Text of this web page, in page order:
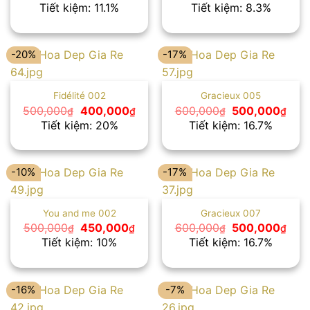
gốc
là:
hiện
là:
400,000₫.
Tiết kiệm: 11.1%
gốc
là:
hiện
là:
Tiết kiệm: 8.3%
-20%
Fidélité 002
500,000₫ Giá
gốc
là:
400,000₫Giá
hiện
là:
400,000₫.
Tiết kiệm: 20%
-17%
Gracieux 005
600,000₫
Giá
gốc
là:
500,000₫Giá
là:
Tiết kiệm: 16.7%
-10%
You and me 002
500,000₫ Giá
gốc
là:
450,000₫Giá
là:
450,000₫.
Tiết kiệm: 10%
-17%
Gracieux 007
600,000₫
Giá
gốc
là:
500,000₫Giá
là:
Tiết kiệm: 16.7%
-16% -7%